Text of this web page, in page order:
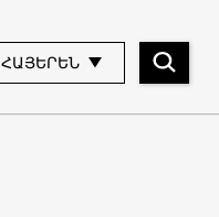
ՀԱՅԵՐԵՆ